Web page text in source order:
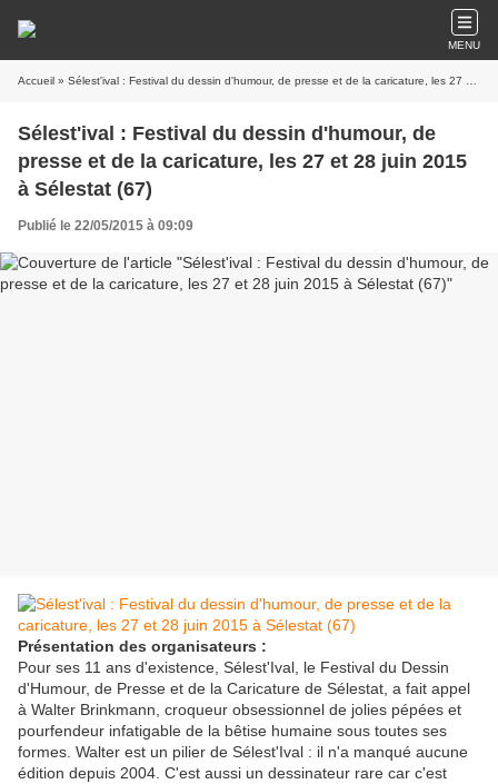
MENU
Accueil » Sélest'ival : Festival du dessin d'humour, de presse et de la caricature, les 27 et 28 juin 2015 à Sélestat (67)
Sélest'ival : Festival du dessin d'humour, de
presse et de la caricature, les 27 et 28 juin 2015
à Sélestat (67)
Publié le 22/05/2015 à 09:09
Présentation des organisateurs :
Pour ses 11 ans d'existence, Sélest'Ival, le Festival du Dessin
d'Humour, de Presse et de la Caricature de Sélestat, a fait appel
à Walter Brinkmann, croqueur obsessionnel de jolies pépées et
pourfendeur infatigable de la bêtise humaine sous toutes ses
formes. Walter est un pilier de Sélest'Ival : il n'a manqué aucune
édition depuis 2004. C'est aussi un dessinateur rare car c'est